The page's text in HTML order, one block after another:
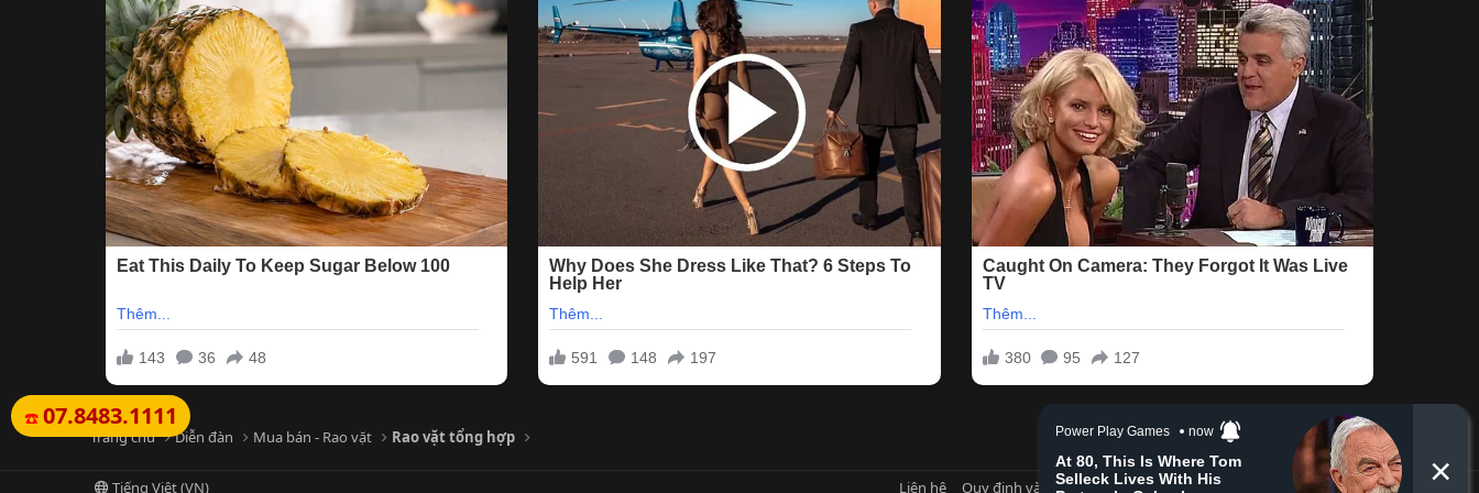
☎️ 07.8483.1111
Trang chủ Diễn đàn Mua bán - Rao vặt Rao vặt tổng hợp
Tiếng Việt (VN) Liên hệ Quy định và Nội quy Privacy policy Trợ giúp Trang chủ R